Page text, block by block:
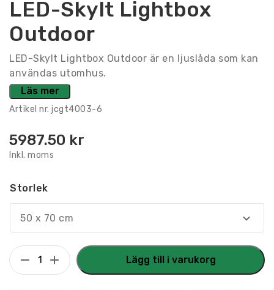
LED-Skylt Lightbox
Outdoor
LED-Skylt Lightbox Outdoor är en ljuslåda som kan
användas utomhus.
Läs mer
Artikel nr. jcgt4003-6
5987.50 kr
Inkl. moms
Storlek
50 x 70 cm
LED-
Skylt
Lägg till i varukorg